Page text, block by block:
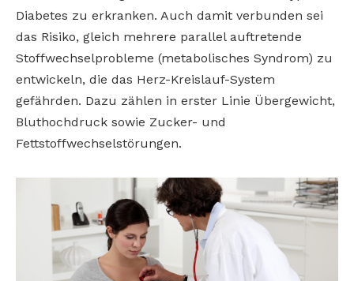
Diabetes zu erkranken. Auch damit verbunden sei
das Risiko, gleich mehrere parallel auftretende
Stoffwechselprobleme (metabolisches Syndrom) zu
entwickeln, die das Herz-Kreislauf-System
gefährden. Dazu zählen in erster Linie Übergewicht,
Bluthochdruck sowie Zucker- und
Fettstoffwechselstörungen.